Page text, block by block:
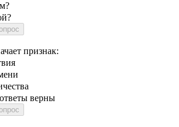
признак:
верны